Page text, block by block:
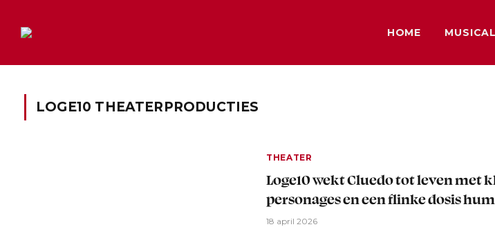
HOME MUSICAL
LOGE10 THEATERPRODUCTIES
THEATER
Loge10 wekt Cluedo tot leven met
personages en een flinke dosis
18 april 2026